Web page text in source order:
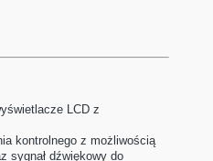
LCD z
kontrolnego z możliwością
sygnał dźwiękowy do